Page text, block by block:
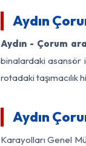
Aydın
Aydın - Çorum
binalardaki asansör
rotadaki taşımacılık
Aydın
Karayolları Genel